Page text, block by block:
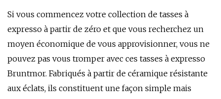
Si vous commencez votre collection de tasses à
expresso à partir de zéro et que vous recherchez un
moyen économique de vous approvisionner, vous ne
pouvez pas vous tromper avec ces tasses à expresso
Bruntmor. Fabriqués à partir de céramique résistante
aux éclats, ils constituent une façon simple mais